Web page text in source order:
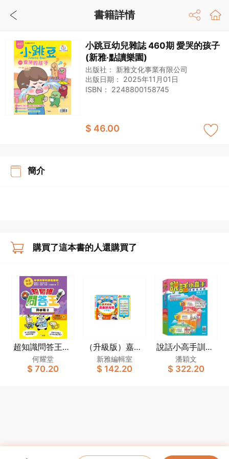
小跳豆幼兒雜誌 460期 愛哭的孩子
(新雅‧點讀樂園)
出版社： 新雅文化事業有限公司
出版日期： 2025年11月01日
ISBN： 2248800158745
$ 46.00
簡介
購買了這本書的人還購買了
超知識問答王：
科學篇2
何耀堂
$ 70.20
（升級版）嘉芙
姐姐廣東話兒歌
小手機
新雅編輯室
$ 142.20
說話小高手訓練
教材套
潘穎文
$ 322.20
書籍詳情